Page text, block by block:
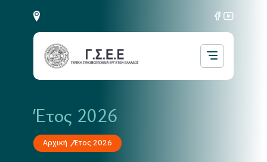
Έτος 2026
Αρχική Έτος 2026